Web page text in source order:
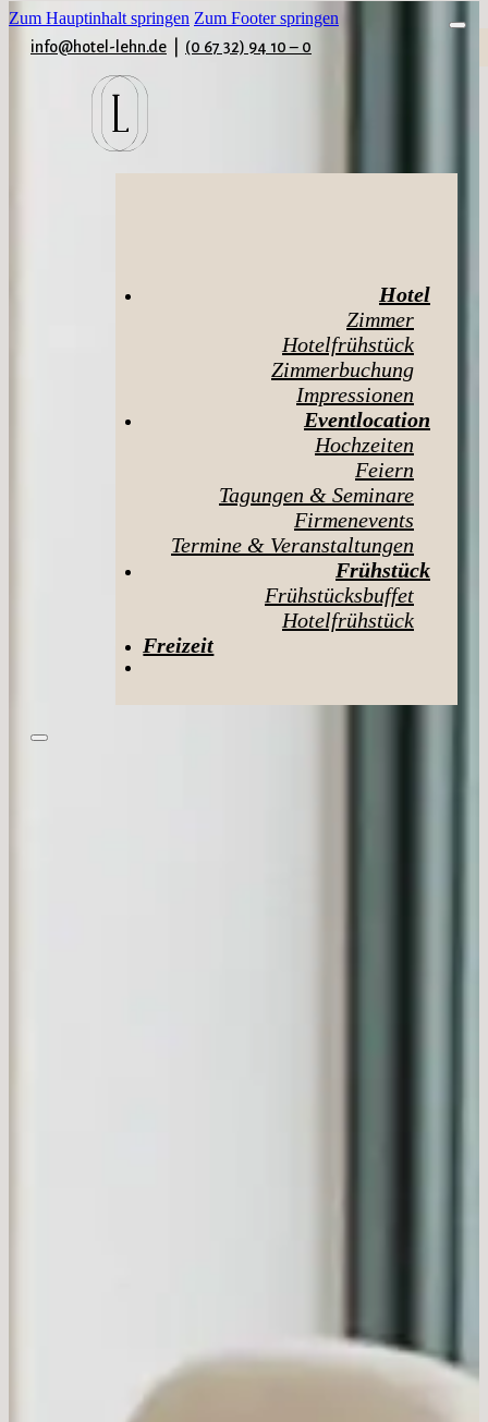
Zum Hauptinhalt springen Zum Footer springen
info@hotel-lehn.de (0 67 32) 94 10 – 0
Hotel
Zimmer
Hotelfrühstück
Zimmerbuchung
Impressionen
Eventlocation
Hochzeiten
Feiern
Tagungen & Seminare
Firmenevents
Termine & Veranstaltungen
Frühstück
Frühstücksbuffet
Hotelfrühstück
Freizeit